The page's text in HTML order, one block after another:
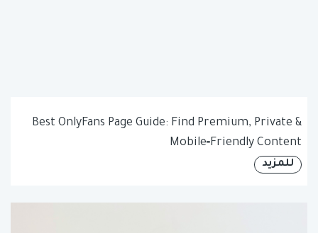
Best OnlyFans Page Guide: Find Premium, Private &
Mobile‑Friendly Content
للمزيد